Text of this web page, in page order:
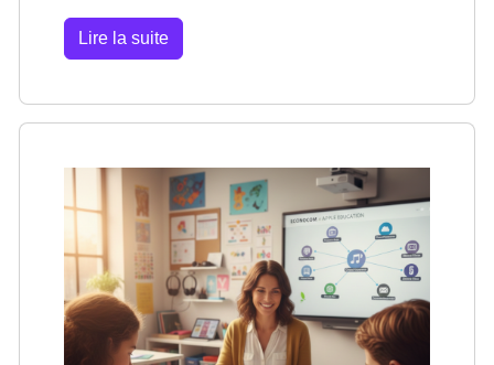
Lire la suite